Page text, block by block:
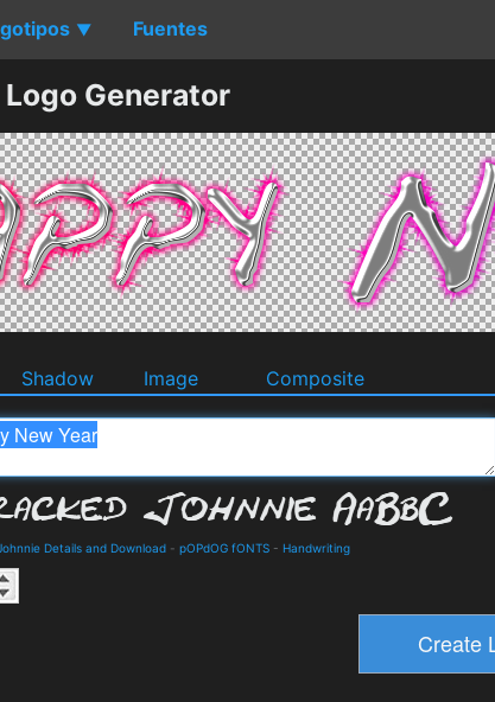
▼ Fuentes
Generator
Shadow Image Composite
Details and Download - pOPdOG fONTS - Handwriting